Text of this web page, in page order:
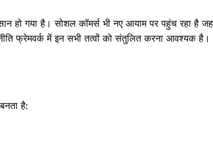
हो गया है। सोशल कॉमर्स भी नए आयाम पर पहुंच रहा है
फ्रेमवर्क में इन सभी तत्वों को संतुलित करना आवश्यक है।
है: